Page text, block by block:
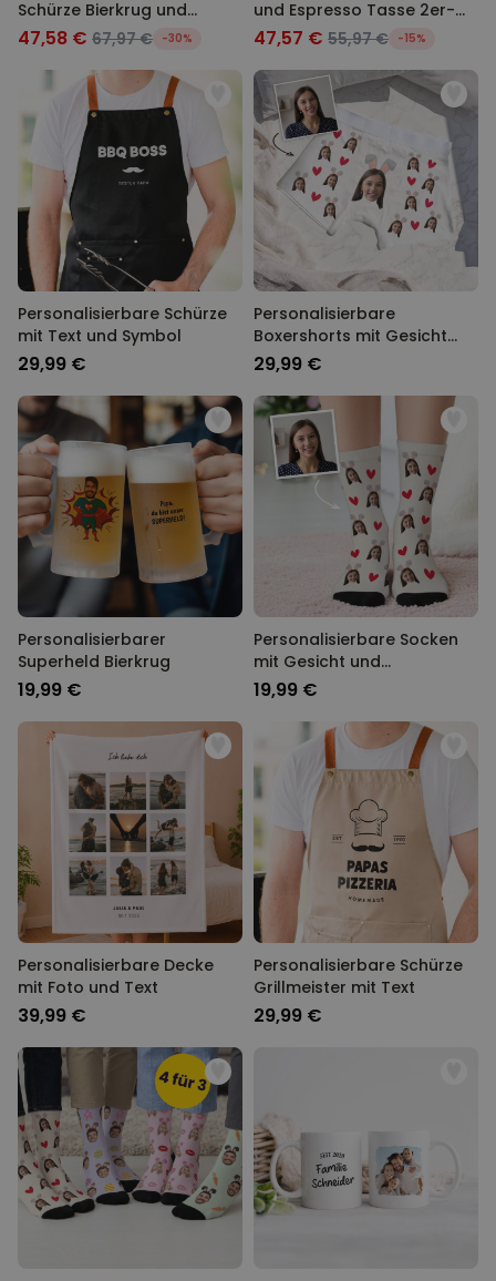
Schürze Bierkrug und
Espresso Tasse
47,58 € 67,97 € -30%
und Espresso Tasse 2er-
Set
47,57 € 55,97 € -15%
Personalisierbare Schürze
mit Text und Symbol
29,99 €
Personalisierbare
Boxershorts mit Gesicht
und Hasenohren
29,99 €
Personalisierbarer
Superheld Bierkrug
19,99 €
Personalisierbare Socken
mit Gesicht und
Hasenohren
19,99 €
Personalisierbare Decke
mit Foto und Text
39,99 €
Personalisierbare Schürze
Grillmeister mit Text
29,99 €